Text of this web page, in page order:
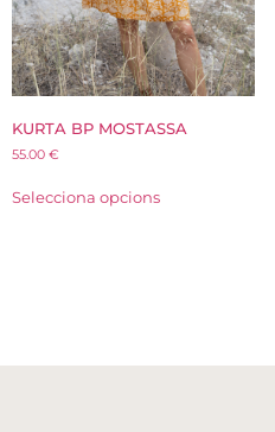
KURTA BP MOSTASSA
55.00 €
Selecciona opcions